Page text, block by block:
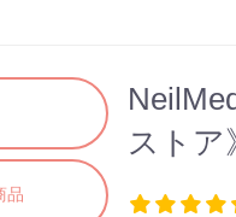
ストア
品